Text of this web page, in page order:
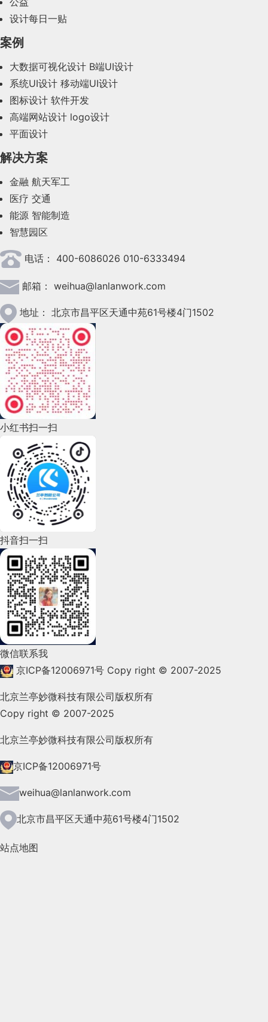
2023年10月(14)
2023年8月(88)
2023年7月(62)
2023年6月(58)
2023年5月(28)
2023年4月(47)
2023年3月(37)
2023年2月(90)
2023年1月(78)
2022年12月(45)
2022年11月(69)
2022年10月(51)
2022年9月(135)
2022年7月(111)
2022年6月(162)
2022年5月(143)
2022年4月(86)
2022年3月(119)
2022年2月(53)
2022年1月(99)
2021年12月(105)
2021年9月(153)
2021年8月(147)
2021年7月(149)
2021年6月(157)
2021年5月(124)
设计每日一贴
案例
大数据可视化设计 B端UI设计
系统UI设计 移动端UI设计
图标设计 软件开发
高端网站设计 logo设计
平面设计
解决方案
金融 航天军工
医疗 交通
能源 智能制造
智慧园区
电话： 400-6086026 010-6333494
邮箱： weihua@lanlanwork.com
地址： 北京市昌平区天通中苑61号楼4门1502
小红书扫一扫
抖音扫一扫
微信联系我
京ICP备12006971号 Copy right © 2007-2025
北京兰亭妙微科技有限公司版权所有
Copy right © 2007-2025
北京兰亭妙微科技有限公司版权所有
京ICP备12006971号
weihua@lanlanwork.com
北京市昌平区天通中苑61号楼4门1502
站点地图